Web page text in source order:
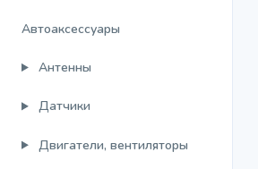
Автоаксессуары
Антенны
Датчики
Двигатели, вентиляторы